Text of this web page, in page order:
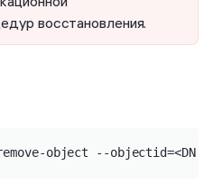
восстановления.
object --